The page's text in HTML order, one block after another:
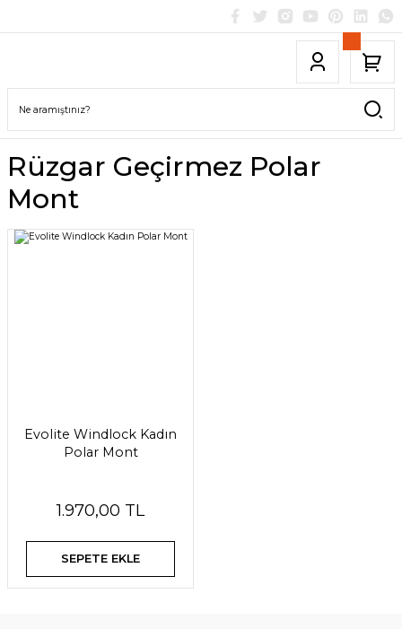
Rüzgar Geçirmez Polar
Mont
Evolite Windlock Kadın
Polar Mont
1.970,00 TL
SEPETE EKLE